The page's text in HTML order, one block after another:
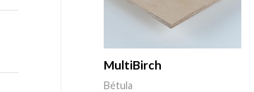
MultiBirch
Bétula